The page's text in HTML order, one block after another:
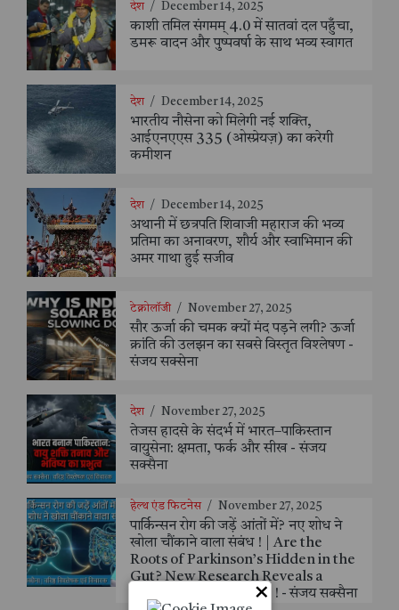
देश / December 14, 2025
काशी तमिल संगमम् 4.0 में सातवां दल पहुँचा,
डमरू वादन और पुष्पवर्षा के साथ भव्य स्वागत
देश / December 14, 2025
भारतीय नौसेना को मिलेगी नई शक्ति,
आईएनएएस 335 (ओस्प्रेयज़) का करेगी
कमीशन
देश / December 14, 2025
अथानी में छत्रपति शिवाजी महाराज की भव्य
प्रतिमा का अनावरण, शौर्य और स्वाभिमान की
अमर गाथा हुई सजीव
टेक्नोलॉजी / November 27, 2025
सौर ऊर्जा की चमक क्यों मंद पड़ने लगी? ऊर्जा
क्रांति की उलझन का सबसे विस्तृत विश्लेषण -
संजय सक्सेना
देश / November 27, 2025
तेजस हादसे के संदर्भ में भारत–पाकिस्तान
वायुसेना: क्षमता, फर्क और सीख - संजय
सक्सैना
हेल्थ एंड फिटनेस / November 27, 2025
पार्किन्सन रोग की जड़ें आंतों में? नए शोध ने
खोला चौंकाने वाला संबंध ! | Are the
Roots of Parkinson’s Hidden in the
Gut? New Research Reveals a
Shocking Connection ! - संजय सक्सैना
×